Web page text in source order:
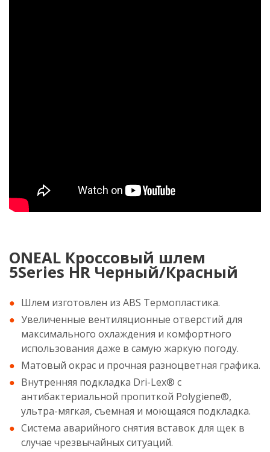
ONEAL Кроссовый шлем
5Series HR Черный/Красный
Шлем изготовлен из ABS Термопластика.
Увеличенные вентиляционные отверстий для
максимального охлаждения и комфортного
использования даже в самую жаркую погоду.
Матовый окрас и прочная разноцветная графика.
Внутренняя подкладка Dri-Lex® с
антибактериальной пропиткой Polygiene®,
ультра-мягкая, съемная и моющаяся подкладка.
Система аварийного снятия вставок для щек в
случае чрезвычайных ситуаций.